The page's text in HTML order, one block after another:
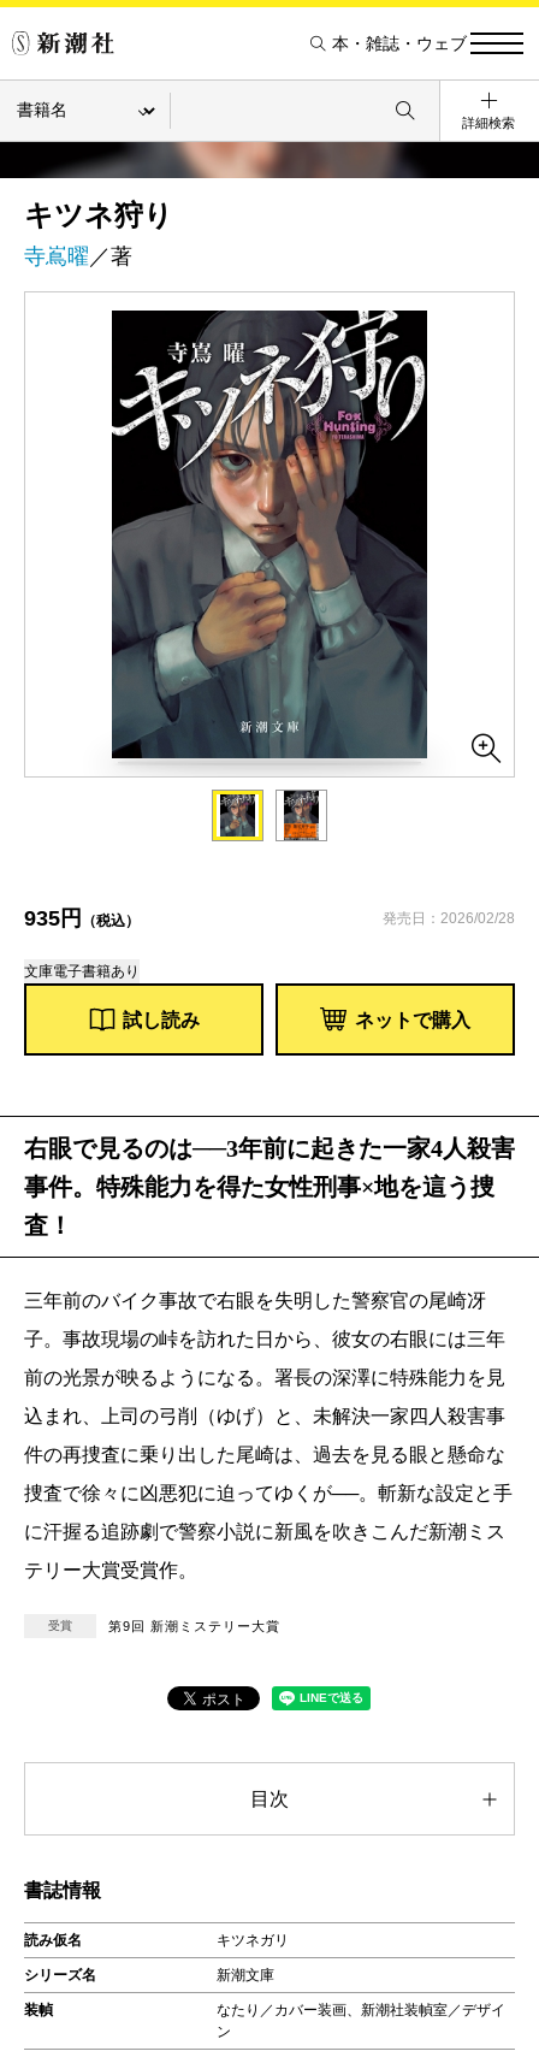
本・雑誌・ウェブ
詳細検索
キツネ狩り
寺嶌曜 ／著
935円 （税込） 発売日：2026/02/28
文庫電子書籍あり
試し読み ネットで購入
右眼で見るのは──3年前に起きた一家4人殺害
事件。特殊能力を得た女性刑事×地を這う捜
査！
三年前のバイク事故で右眼を失明した警察官の尾崎冴
子。事故現場の峠を訪れた日から、彼女の右眼には三年
前の光景が映るようになる。署長の深澤に特殊能力を見
込まれ、上司の弓削（ゆげ）と、未解決一家四人殺害事
件の再捜査に乗り出した尾崎は、過去を見る眼と懸命な
捜査で徐々に凶悪犯に迫ってゆくが──。斬新な設定と手
に汗握る追跡劇で警察小説に新風を吹きこんだ新潮ミス
テリー大賞受賞作。
受賞 第9回 新潮ミステリー大賞
目次
書誌情報
読み仮名 キツネガリ
シリーズ名 新潮文庫
装幀
なたり／カバー装画、新潮社装幀室／デザイ
ン